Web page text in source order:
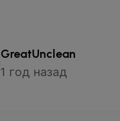
GreatUnclean
1 год назад